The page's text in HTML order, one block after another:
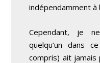
indépendamment à
Cependant, je
quelqu’un dans
compris) ait